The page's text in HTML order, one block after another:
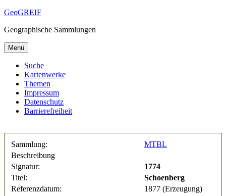
Zum
springen
GeoGREIF
Geographische Sammlungen
Menü
Suche
Kartenwerke
Themen
Impressum
Datenschutz
Barrierefreiheit
Sammlung:
MTBL
Beschreibung
Signatur:
1774
Titel:
Schoenberg
Referenzdatum:
1877 (Erzeugung)